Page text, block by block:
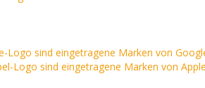
Logo sind eingetragene Marken von
Logo sind eingetragene Marken von